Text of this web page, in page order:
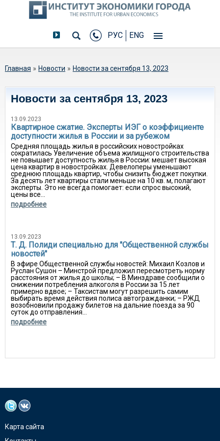
РУС ENG
Вы здесь
Главная » Новости » Новости за сентября 13, 2023
Новости за сентября 13, 2023
13.09.2023
Квартирное сжатие. Эксперты ИЭГ о коэффициенте
доступности жилья в России и за рубежом
Средняя площадь жилья в российских новостройках
сократилась Увеличение объема жилищного строительства
не повышает доступность жилья в России: мешает высокая
цена квартир в новостройках. Девелоперы уменьшают
среднюю площадь квартир, чтобы снизить бюджет покупки.
За десять лет квартиры стали меньше на 10 кв. м, полагают
эксперты. Это не всегда помогает: если спрос высокий,
цены все...
подробнее
13.09.2023
Т. Д. Полиди специально для "Общественной службы
новостей"
В эфире Общественной службы новостей: Михаил Козлов и
Руслан Сушон – Минстрой предложил пересмотреть норму
расстояния от жилья до школы; – В Минздраве сообщили о
снижении потребления алкоголя в России за 15 лет
примерно вдвое; – Таксистам могут разрешить самим
выбирать время действия полиса автогражданки; – РЖД
возобновили продажу билетов на дальние поезда за 90
суток до отправления...
подробнее
Карта сайта